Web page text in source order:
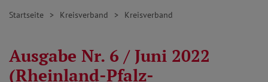
Startseite Kreisverband Kreisverband
Ausgabe Nr. 6 / Juni 2022
(Rheinland-Pfalz-